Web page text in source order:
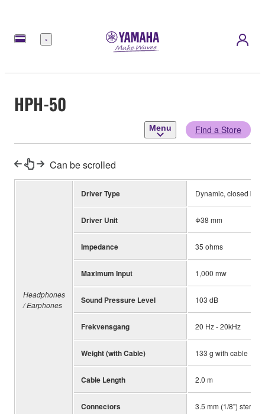
Menu
HPH-50
Menu Find a Store
Can be scrolled
Headphones
/ Earphones
Driver Type Dynamic, closed back
Driver Unit Φ38 mm
Impedance 35 ohms
Maximum Input 1,000 mw
Sound Pressure Level 103 dB
Frekvensgang 20 Hz - 20kHz
Weight (with Cable) 133 g with cable
Cable Length 2.0 m
Connectors 3.5 mm (1/8") stereo,